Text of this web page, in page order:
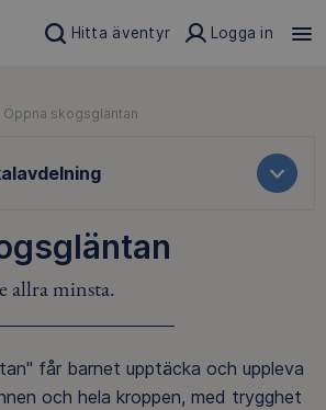
Hitta äventyr Logga in
Öppna skogsgläntan
allra minsta.
får barnet upptäcka och uppleva
och hela kroppen, med trygghet